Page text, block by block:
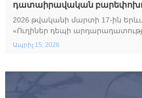
դատաիրավական
Հայաստան, Վրաստան,
Ապրիլ 15, 2026
2026 թվականի մարտի 17-ին
«Ուղիներ դեպի